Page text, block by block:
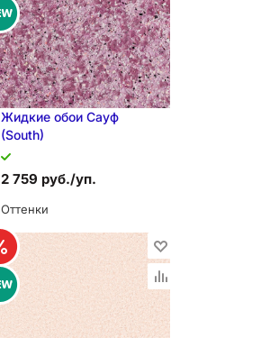
В КОРЗИНУ
Жидкие обои Сауф
(South)
2 759 руб./уп.
Оттенки
В КОРЗИНУ